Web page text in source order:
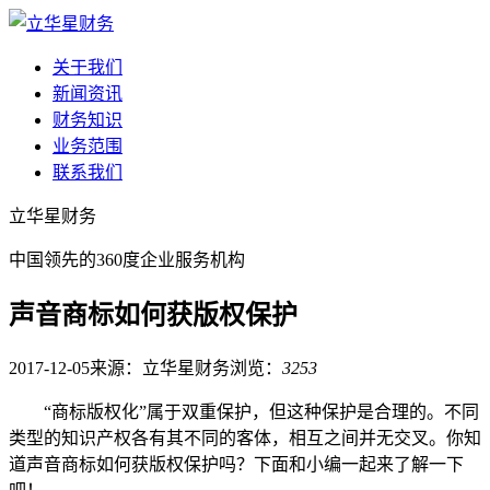
关于我们
新闻资讯
财务知识
业务范围
联系我们
立华星财务
中国领先的360度企业服务机构
声音商标如何获版权保护
2017-12-05来源：立华星财务浏览： 3253
“商标版权化”属于双重保护，但这种保护是合理的。不同
类型的知识产权各有其不同的客体，相互之间并无交叉。你知
道声音商标如何获版权保护吗？下面和小编一起来了解一下